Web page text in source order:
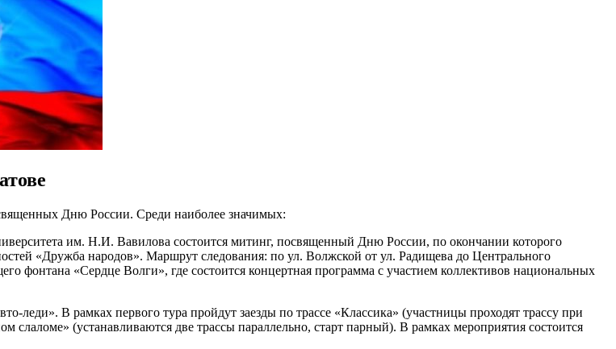
Дню России. Среди наиболее значимых:
им. Н.И. Вавилова состоится митинг, посвященный Дню России, по окончании которого
«Дружба народов». Маршрут следования: по ул. Волжской от ул. Радищева до Центрального
фонтана «Сердце Волги», где состоится концертная программа с участием коллективов национальных
леди». В рамках первого тура пройдут заезды по трассе «Классика» (участницы проходят трассу при
слаломе» (устанавливаются две трассы параллельно, старт парный). В рамках мероприятия состоится